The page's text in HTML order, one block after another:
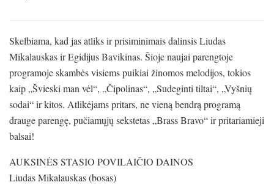
Skelbiama, kad jas atliks ir prisiminimais dalinsis Liudas
Mikalauskas ir Egidijus Bavikinas. Šioje naujai parengtoje
programoje skambės visiems puikiai žinomos melodijos, tokios
kaip „Švieski man vėl“, „Čipolinas“, „Sudeginti tiltai“, „Vyšnių
sodai“ ir kitos. Atlikėjams pritars, ne vieną bendrą programą
drauge parengę, pučiamųjų sekstetas „Brass Bravo“ ir pritariamieji
balsai!
AUKSINĖS STASIO POVILAIČIO DAINOS
Liudas Mikalauskas (bosas)